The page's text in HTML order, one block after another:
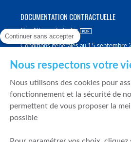
DOCUMENTATION CONTRACTUELLE
Conditions générales
Conditions générales au 15 septembre
Politique de meilleure sélection
Politique de durabilité
Fonds de garantie des dépôts et de
Continuer sans accepter
Nous respectons votre
Nous utilisons des cookies pour
fonctionnement et la sécurité de
permettent de vous proposer la
possible